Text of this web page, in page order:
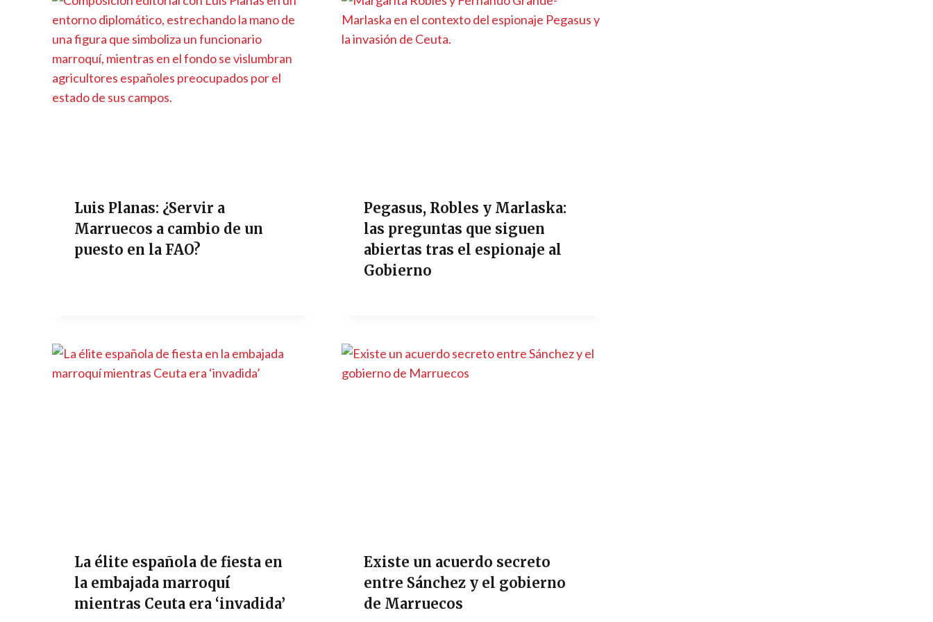
Luis Planas: ¿Servir a
Marruecos a cambio de un
puesto en la FAO?
Pegasus, Robles y Marlaska:
las preguntas que siguen
abiertas tras el espionaje al
Gobierno
La élite española de fiesta en
la embajada marroquí
mientras Ceuta era ‘invadida’
Existe un acuerdo secreto
entre Sánchez y el gobierno
de Marruecos